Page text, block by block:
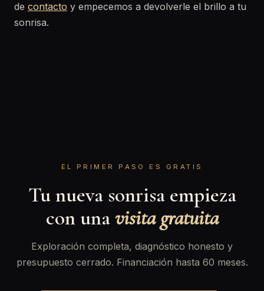
de contacto y empecemos a devolverle el brillo a tu
sonrisa.
EL PRIMER PASO ES GRATIS
Tu nueva sonrisa empieza
con unavisita gratuita
Exploración completa, diagnóstico honesto y
presupuesto cerrado. Financiación hasta 60 meses.